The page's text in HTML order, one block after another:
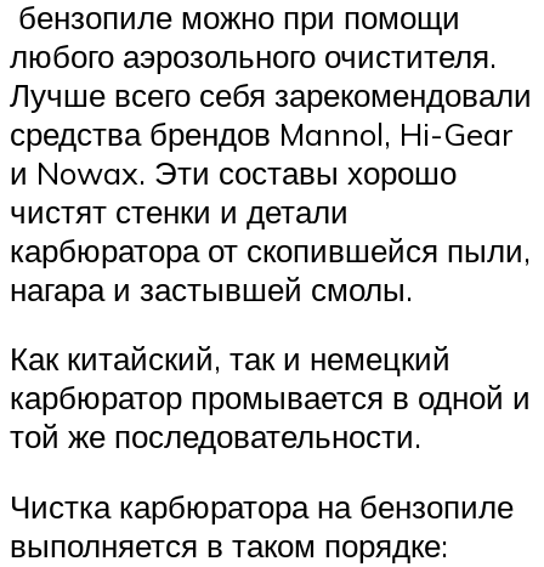
бензопиле можно при помощи
любого аэрозольного очистителя.
Лучше всего себя зарекомендовали
средства брендов Mannol, Hi-Gear
и Nowax. Эти составы хорошо
чистят стенки и детали
карбюратора от скопившейся пыли,
нагара и застывшей смолы.
Как китайский, так и немецкий
карбюратор промывается в одной и
той же последовательности.
Чистка карбюратора на бензопиле
выполняется в таком порядке: